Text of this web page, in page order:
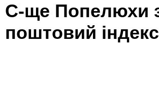
с-ще Попелюхи знайти
поштовий індекс